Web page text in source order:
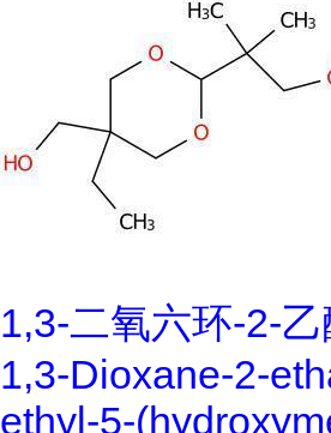
1,3-二氧六环-2-
1,3-Dioxane-2-
ethyl-5-